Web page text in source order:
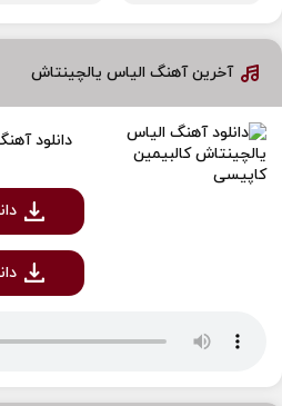
آخرین آهنگ الیاس یالچینتاش
دانلود